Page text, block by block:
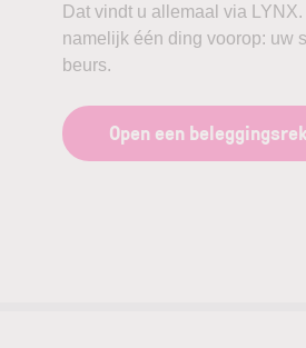
Dat vindt u allemaal via
namelijk één ding voorop: uw
beurs.
Open een